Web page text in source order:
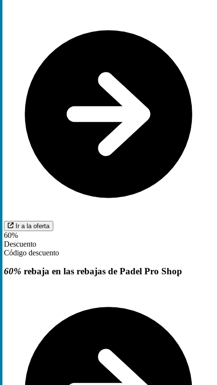
Ir a la oferta
60%
Descuento
Código descuento
60% rebaja en las rebajas de Padel Pro Shop